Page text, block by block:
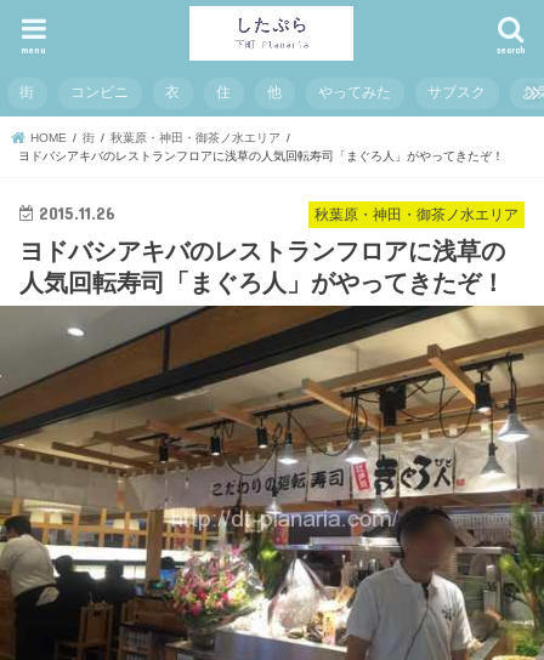
search
menu
街 コンビニ 衣 住 他 やってみた サブスク お
HOME 街
秋葉原・神田・御茶ノ水エリア
ヨドバシアキバのレストランフロアに浅草の人気回転寿司「まぐろ人」がやってきたぞ！
秋葉原・神田・御茶ノ水エリア
2015.11.26
ヨドバシアキバのレストランフロアに浅草の
人気回転寿司「まぐろ人」がやってきたぞ！